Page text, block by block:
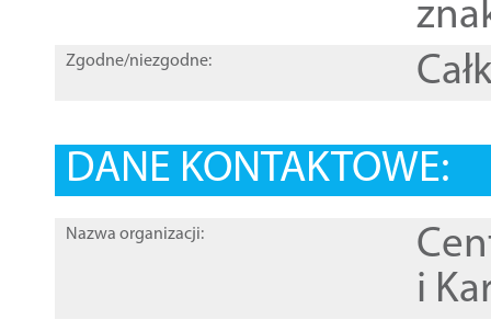
Zgodne/niezgodne:
DANE KONTAKTOWE:
Nazwa organizacji:
i